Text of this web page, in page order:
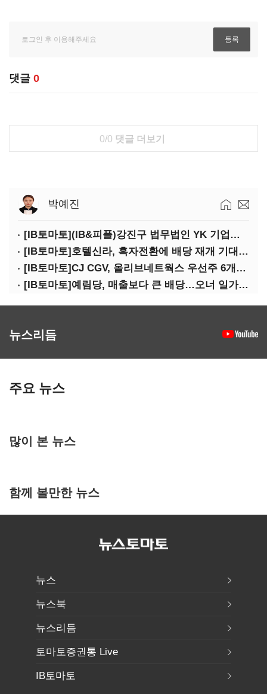
댓글 0
0/0 댓글 더보기
박예진
[IB토마토](IB&피플)강진구 법무법인 YK 기업거버넌스센터 센터장
[IB토마토]호텔신라, 흑자전환에 배당 재개 기대감…삼성생명도 웃을까
[IB토마토]CJ CGV, 올리브네트웍스 우선주 6개월 만에 상환…왜?
[IB토마토]예림당, 매출보다 큰 배당…오너 일가에 절반 간다
뉴스리듬
주요 뉴스
많이 본 뉴스
함께 볼만한 뉴스
뉴스
뉴스북
뉴스리듬
토마토증권통 Live
IB토마토